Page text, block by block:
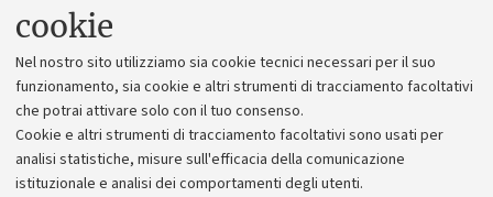
cookie
Nel nostro sito utilizziamo sia cookie tecnici necessari per il suo
funzionamento, sia cookie e altri strumenti di tracciamento facoltativi
che potrai attivare solo con il tuo consenso.
Cookie e altri strumenti di tracciamento facoltativi sono usati per
analisi statistiche, misure sull'efficacia della comunicazione
istituzionale e analisi dei comportamenti degli utenti.
Alumni community
Piano strategico
Bilanci
Donazioni e 5x1000